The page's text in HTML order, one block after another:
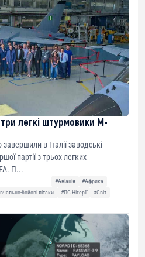
легкі штурмовики M-
завершили в Італії заводські
партії з трьох легких
П...
#Авіація
#Африка
бойові літаки #ПС Нігерії
#Світ